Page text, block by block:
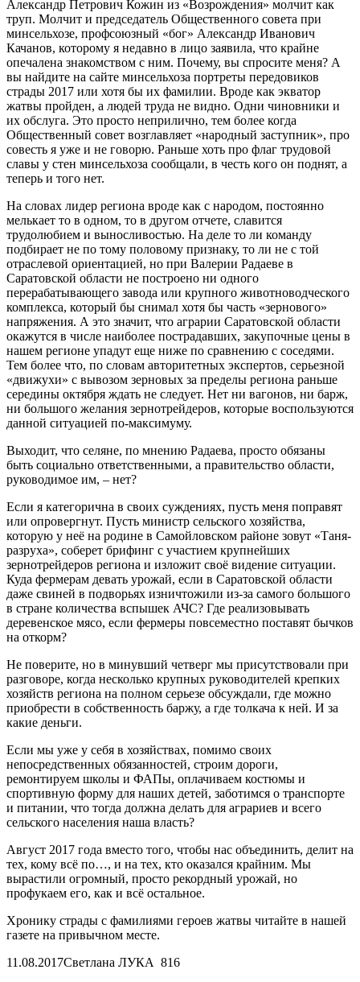
Александр Петрович Кожин из «Возрождения» молчит как
труп. Молчит и председатель Общественного совета при
минсельхозе, профсоюзный «бог» Александр Иванович
Качанов, которому я недавно в лицо заявила, что крайне
опечалена знакомством с ним. Почему, вы спросите меня? А
вы найдите на сайте минсельхоза портреты передовиков
страды 2017 или хотя бы их фамилии. Вроде как экватор
жатвы пройден, а людей труда не видно. Одни чиновники и
их обслуга. Это просто неприлично, тем более когда
Общественный совет возглавляет «народный заступник», про
совесть я уже и не говорю. Раньше хоть про флаг трудовой
славы у стен минсельхоза сообщали, в честь кого он поднят, а
теперь и того нет.
На словах лидер региона вроде как с народом, постоянно
мелькает то в одном, то в другом отчете, славится
трудолюбием и выносливостью. На деле то ли команду
подбирает не по тому половому признаку, то ли не с той
отраслевой ориентацией, но при Валерии Радаеве в
Саратовской области не построено ни одного
перерабатывающего завода или крупного животноводческого
комплекса, который бы снимал хотя бы часть «зернового»
напряжения. А это значит, что аграрии Саратовской области
окажутся в числе наиболее пострадавших, закупочные цены в
нашем регионе упадут еще ниже по сравнению с соседями.
Тем более что, по словам авторитетных экспертов, серьезной
«движухи» с вывозом зерновых за пределы региона раньше
середины октября ждать не следует. Нет ни вагонов, ни барж,
ни большого желания зернотрейдеров, которые воспользуются
данной ситуацией по-максимуму.
Выходит, что селяне, по мнению Радаева, просто обязаны
быть социально ответственными, а правительство области,
руководимое им, – нет?
Если я категорична в своих суждениях, пусть меня поправят
или опровергнут. Пусть министр сельского хозяйства,
которую у неё на родине в Самойловском районе зовут «Таня-
разруха», соберет брифинг с участием крупнейших
зернотрейдеров региона и изложит своё видение ситуации.
Куда фермерам девать урожай, если в Саратовской области
даже свиней в подворьях изничтожили из-за самого большого
в стране количества вспышек АЧС? Где реализовывать
деревенское мясо, если фермеры повсеместно поставят бычков
на откорм?
Не поверите, но в минувший четверг мы присутствовали при
разговоре, когда несколько крупных руководителей крепких
хозяйств региона на полном серьезе обсуждали, где можно
приобрести в собственность баржу, а где толкача к ней. И за
какие деньги.
Если мы уже у себя в хозяйствах, помимо своих
непосредственных обязанностей, строим дороги,
ремонтируем школы и ФАПы, оплачиваем костюмы и
спортивную форму для наших детей, заботимся о транспорте
и питании, что тогда должна делать для аграриев и всего
сельского населения наша власть?
Август 2017 года вместо того, чтобы нас объединить, делит на
тех, кому всё по…, и на тех, кто оказался крайним. Мы
вырастили огромный, просто рекордный урожай, но
профукаем его, как и всё остальное.
Хронику страды с фамилиями героев жатвы читайте в нашей
газете на привычном месте.
11.08.2017Светлана ЛУКА 816